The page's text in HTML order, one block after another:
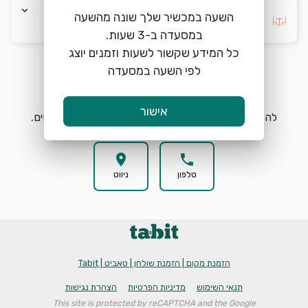
keyboard_arrow_down
בחרו העדפה *
הזמנת מקום
להזמנת מקום בפסקדו בחרו תאריך, שעה וכמות אורחים.
phone
טלפון
location_on
ניווט
הזמנת מקום | הזמנת שולחן | טאביט | Tabit
תנאי השימוש מדיניות הפרטיות הצהרת נגישות
This site is protected by reCAPTCHA and the Google
השעה במכשיר שלך שונה מהשעה
כל המידע שקשור לשעות וזמנים יוצג
לפי השעה במסעדה
אישור